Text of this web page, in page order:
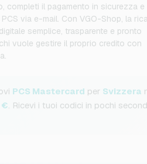
completi il pagamento in sicurezza e
via e-mail. Con VGO-Shop, la
semplice, trasparente e pronto
vuole gestire il proprio credito con
PCS Mastercard per Svizzera
€. Ricevi i tuoi codici in pochi